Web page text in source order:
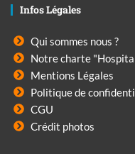
Infos Légales
Qui sommes nous ?
Notre charte
Mentions Légales
Politique de
CGU
Crédit photos